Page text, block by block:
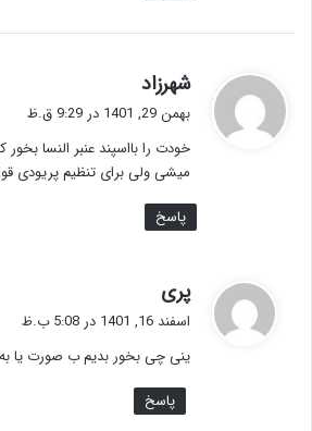
شهرزاد
بهمن 29, 1401 در 9:29 ق.ظ
خودت را بااسپند عنبر النسا
میشی ولی برای تنظیم پریودی
پاسخ
پری
:
اسفند 16, 1401 در 5:08 ب.ظ
ینی چی بخور بدیم ب صورت یا
پاسخ